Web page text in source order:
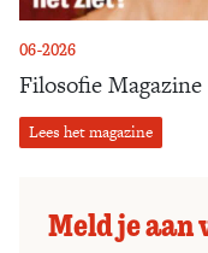
06-2026
Filosofie Magazine
Lees het magazine
Meld je aan